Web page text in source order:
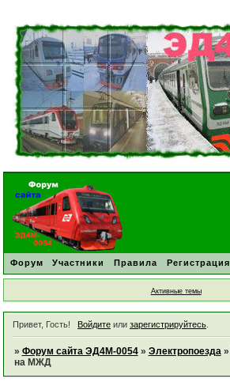
Форум Участники Правила Регистрация
Активные темы
Привет, Гость! Войдитеили зарегистрируйтесь.
» Форум сайта ЭД4М-0054 » Электропоезда »
на МЖД